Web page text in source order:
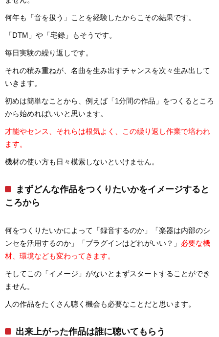
何年も「音を扱う」ことを経験したからこその結果です。
「DTM」や「宅録」もそうです。
毎日実験の繰り返しです。
それの積み重ねが、名曲を生み出すチャンスを次々生み出して
いきます。
初めは簡単なことから、例えば「1分間の作品」をつくるところ
から始めればいいと思います。
才能やセンス、それらは根気よく、この繰り返し作業で培われ
ます。
機材の使い方も日々模索しないといけません。
まずどんな作品をつくりたいかをイメージすると
ころから
何をつくりたいかによって「録音するのか」「楽器は内部のシ
ンセを活用するのか」「プラグインはどれがいい？」 必要な機
材、環境なども変わってきます。
そしてこの「イメージ」がないとまずスタートすることができ
ません。
人の作品をたくさん聴く機会も必要なことだと思います。
出来上がった作品は誰に聴いてもらう